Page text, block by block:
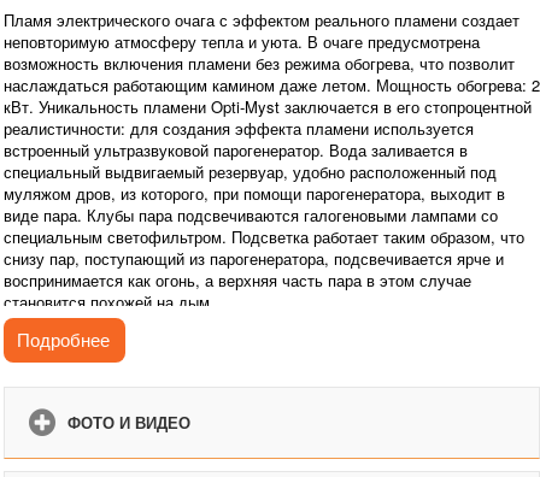
Пламя электрического очага с эффектом реального пламени создает
неповторимую атмосферу тепла и уюта. В очаге предусмотрена
возможность включения пламени без режима обогрева, что позволит
наслаждаться работающим камином даже летом. Мощность обогрева: 2
кВт. Уникальность пламени Opti-Myst заключается в его стопроцентной
реалистичности: для создания эффекта пламени используется
встроенный ультразвуковой парогенератор. Вода заливается в
специальный выдвигаемый резервуар, удобно расположенный под
муляжом дров, из которого, при помощи парогенератора, выходит в
виде пара. Клубы пара подсвечиваются галогеновыми лампами со
специальным светофильтром. Подсветка работает таким образом, что
снизу пар, поступающий из парогенератора, подсвечивается ярче и
воспринимается как огонь, а верхняя часть пара в этом случае
становится похожей на дым.
В очаге предусмотрена функция контроля интенсивности пламени. Для
удобства предусмотрен пульт дистанционного управления.
Благодаря электрическому камину в вашей квартире не только
появляется «живое» пламя, но происходит и увлажнение воздуха в
помещении. Очаг можно встроить в любой, подходящий по размеру
портал.
Подробнее
ФОТО И ВИДЕО